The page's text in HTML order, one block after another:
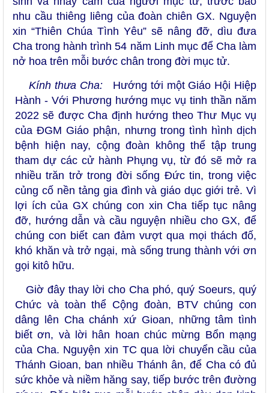
nhu cầu thiêng liêng của đoàn chiên GX. Nguyện
xin “Thiên Chúa Tình Yêu” sẽ nâng đỡ, dìu đưa
Cha trong hành trình 54 năm Linh mục để Cha làm
nở hoa trên mỗi bước chân trong đời mục tử.
Kính thưa Cha:Hướng tới một Giáo Hội Hiệp
Hành - Với Phương hướng mục vụ tinh thần năm
2022 sẽ được Cha định hướng theo Thư Mục vụ
của ĐGM Giáo phận, nhưng trong tình hình dịch
bệnh hiện nay, cộng đoàn không thể tập trung
tham dự các cử hành Phụng vụ, từ đó sẽ mở ra
nhiều trăn trở trong đời sống Đức tin, trong việc
củng cố nền tảng gia đình và giáo dục giới trẻ. Vì
lợi ích của GX chúng con xin Cha tiếp tục nâng
đỡ, hướng dẫn và cầu nguyện nhiều cho GX, để
chúng con biết can đảm vượt qua mọi thách đố,
khó khăn và trở ngại, mà sống trung thành với ơn
gọi kitô hữu.
Giờ đây thay lời cho Cha phó, quý Soeurs, quý
Chức và toàn thể Cộng đoàn, BTV chúng con
dâng lên Cha chánh xứ Gioan, những tâm tình
biết ơn, và lời hân hoan chúc mừng Bổn mạng
của Cha. Nguyện xin TC qua lời chuyển cầu của
Thánh Gioan, ban nhiều Thánh ân, để Cha có đủ
sức khỏe và niềm hăng say, tiếp bước trên đường